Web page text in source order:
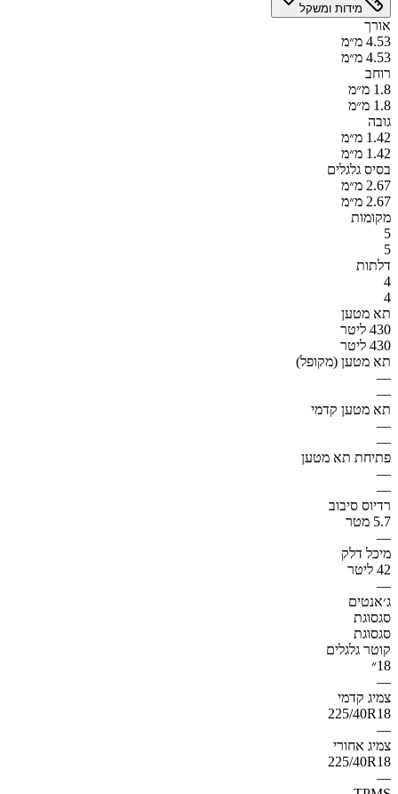
מידות ומשקל
אורך
4.53 מ״מ
4.53 מ״מ
רוחב
1.8 מ״מ
1.8 מ״מ
גובה
1.42 מ״מ
1.42 מ״מ
בסיס גלגלים
2.67 מ״מ
2.67 מ״מ
מקומות
5
5
דלתות
4
4
תא מטען
430 ליטר
430 ליטר
תא מטען (מקופל)
—
—
תא מטען קדמי
—
—
פתיחת תא מטען
—
—
רדיוס סיבוב
5.7 מטר
—
מיכל דלק
42 ליטר
—
ג׳אנטים
סגסוגת
סגסוגת
קוטר גלגלים
18״
—
צמיג קדמי
225/40R18
—
צמיג אחורי
225/40R18
—